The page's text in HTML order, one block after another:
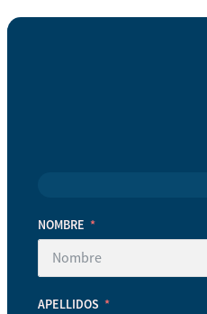
NOMBRE
APELLIDOS